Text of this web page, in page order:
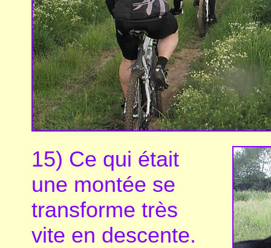
15) Ce qui était
une montée se
transforme très
vite en descente.